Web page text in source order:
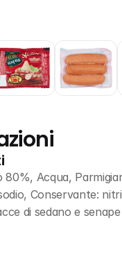
80%, Acqua,
Conservante:
di sedano e senape